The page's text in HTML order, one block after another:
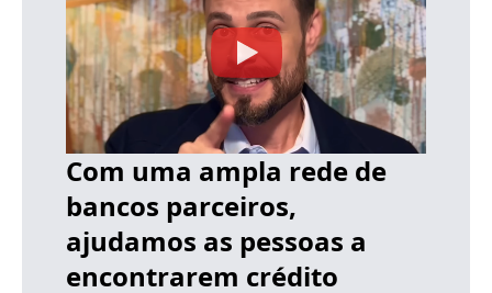
Com uma ampla rede de
bancos parceiros,
ajudamos as pessoas a
encontrarem crédito